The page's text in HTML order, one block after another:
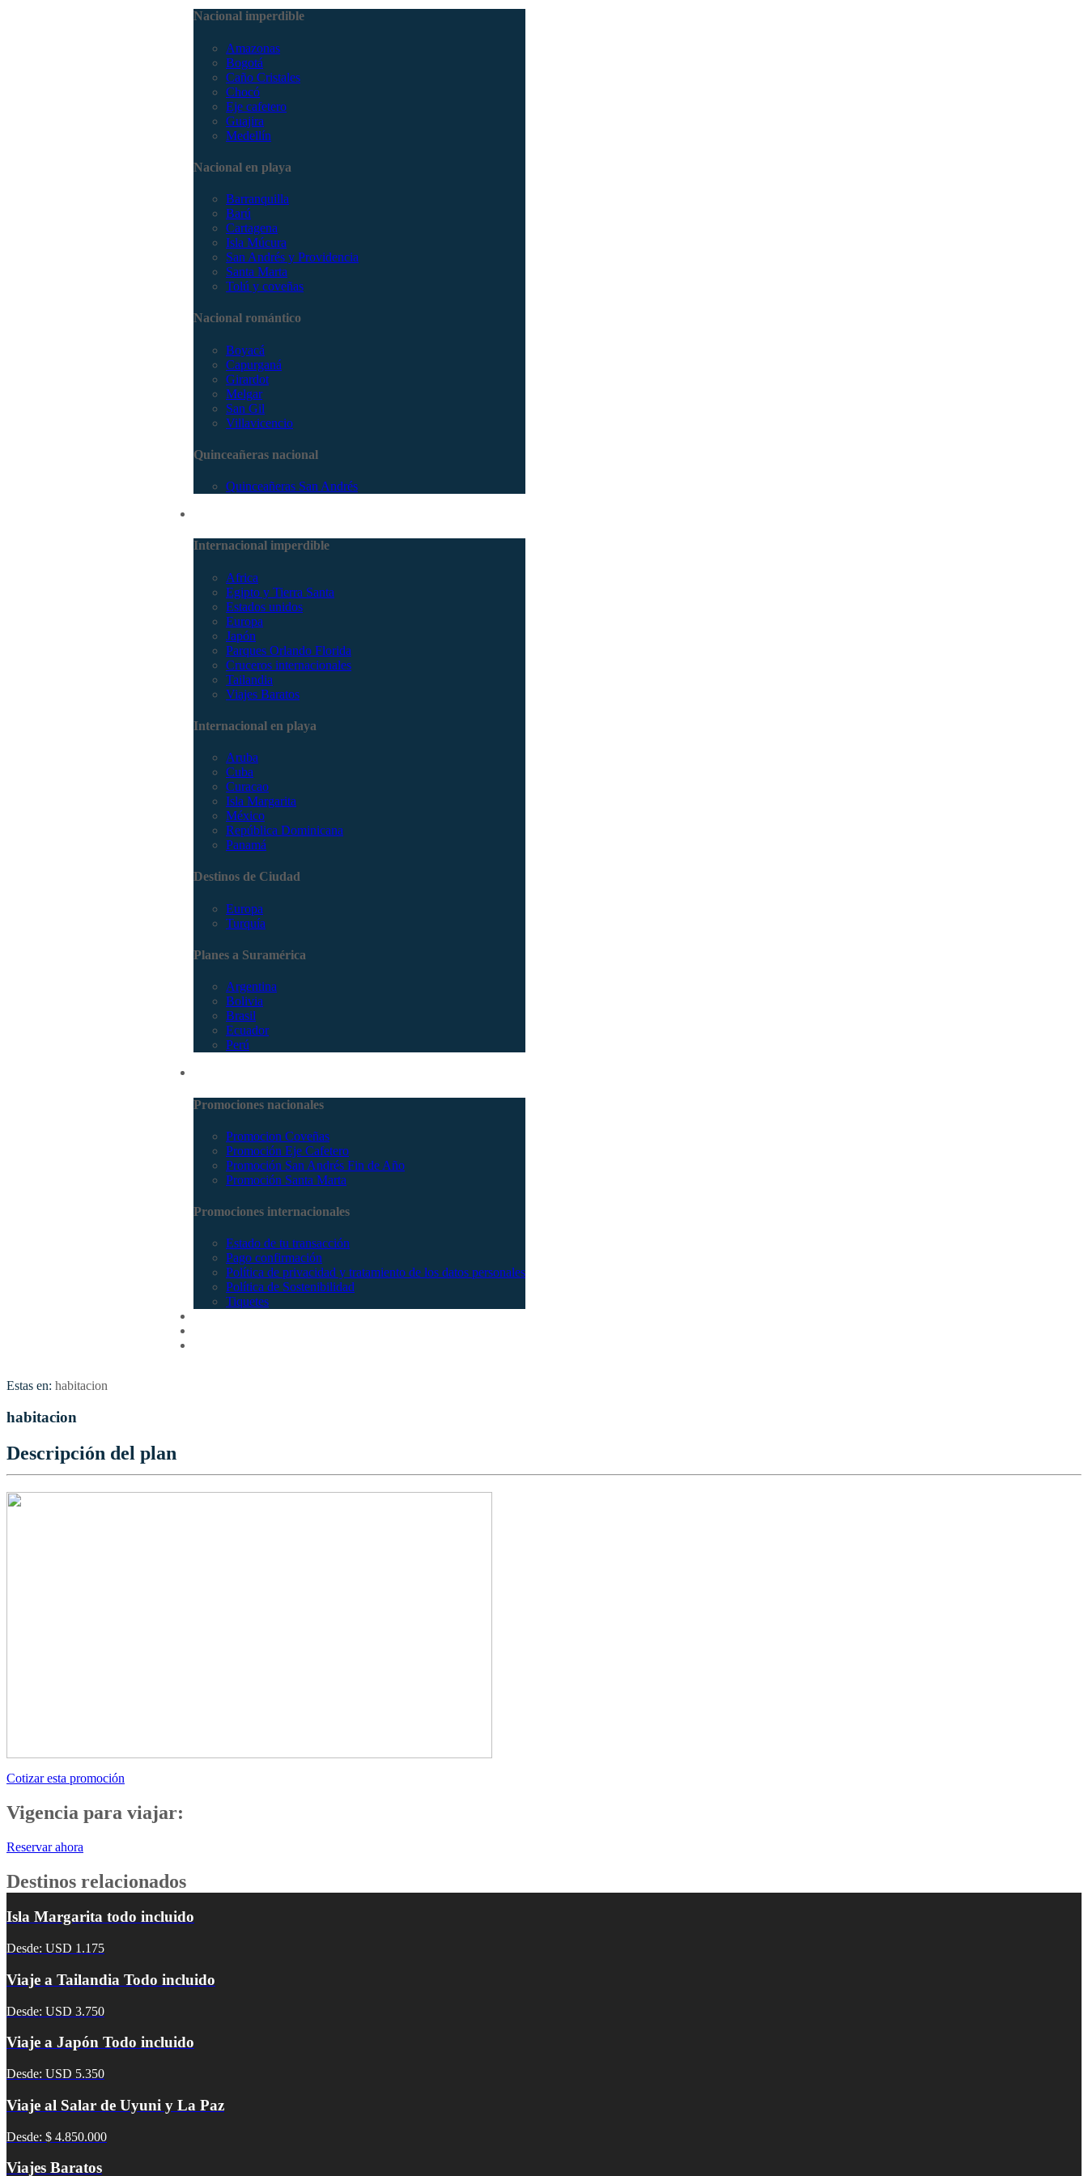
Nacional imperdible
Amazonas
Bogotá
Caño Cristales
Chocó
Eje cafetero
Guajira
Medellín
Nacional en playa
Barranquilla
Barú
Cartagena
Isla Múcura
San Andrés y Providencia
Santa Marta
Tolú y coveñas
Nacional romántico
Boyacá
Capurganá
Girardot
Melgar
San Gil
Villavicencio
Quinceañeras nacional
Quinceañeras San Andrés
Internacional imperdible
Africa
Egipto y Tierra Santa
Estados unidos
Europa
Japón
Parques Orlando Florida
Cruceros internacionales
Tailandia
Viajes Baratos
Internacional en playa
Aruba
Cuba
Curacao
Isla Margarita
México
República Dominicana
Panamá
Destinos de Ciudad
Europa
Turquía
Planes a Suramérica
Argentina
Bolivia
Brasil
Ecuador
Perú
Promociones nacionales
Promocion Coveñas
Promoción Eje Cafetero
Promoción San Andrés Fin de Año
Promoción Santa Marta
Promociones internacionales
Estado de tu transacción
Pago confirmación
Política de privacidad y tratamiento de los datos personales
Política de Sostenibilidad
Tiquetes
Estas en: habitacion
habitacion
Descripción del plan
Cotizar esta promoción
Vigencia para viajar:
Reservar ahora
Destinos relacionados
Isla Margarita todo incluido
Desde: USD 1.175
Viaje a Tailandia Todo incluido
Desde: USD 3.750
Viaje a Japón Todo incluido
Desde: USD 5.350
Viaje al Salar de Uyuni y La Paz
Desde: $ 4.850.000
Viajes Baratos